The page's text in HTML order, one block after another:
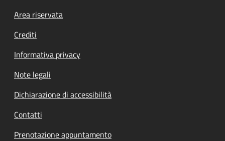
Footer menu
Area riservata
Crediti
Informativa privacy
Note legali
Dichiarazione di accessibilità
Contatti
Prenotazione appuntamento